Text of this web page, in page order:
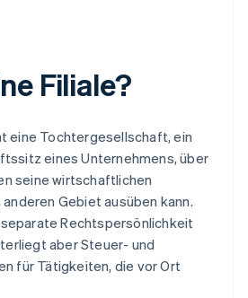
Filiale?
eine Tochtergesellschaft, ein
eines Unternehmens, über
seine wirtschaftlichen
Gebiet ausüben kann.
separate Rechtspersönlichkeit
aber Steuer- und
für Tätigkeiten, die vor Ort